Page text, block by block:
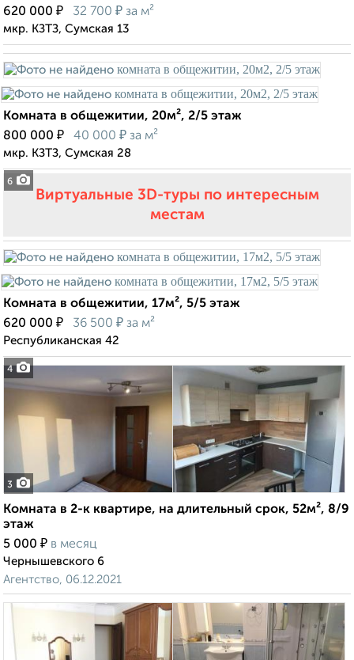
620 000 ₽ 32 700 ₽ за м²
мкр. КЗТЗ, Сумская 13
6
Комната в общежитии, 20м², 2/5 этаж
800 000 ₽ 40 000 ₽ за м²
мкр. КЗТЗ, Сумская 28
Виртуальные 3D-туры по интересным
местам
4
Комната в общежитии, 17м², 5/5 этаж
620 000 ₽ 36 500 ₽ за м²
Республиканская 42
3
Комната в 2-к квартире, на длительный срок, 52м², 8/9
этаж
5 000 ₽ в месяц
Чернышевского 6
Агентство, 06.12.2021